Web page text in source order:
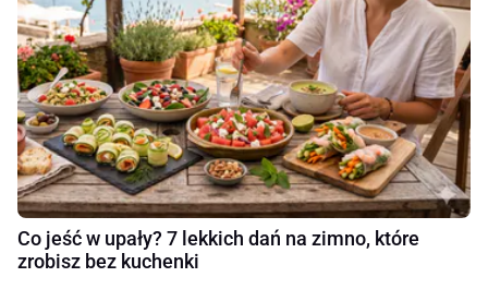
Co jeść w upały? 7 lekkich dań na zimno, które
zrobisz bez kuchenki